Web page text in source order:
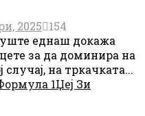
2025 154
еднаш докажа
за да доминира на
на тркачката...
1Џеј Зи